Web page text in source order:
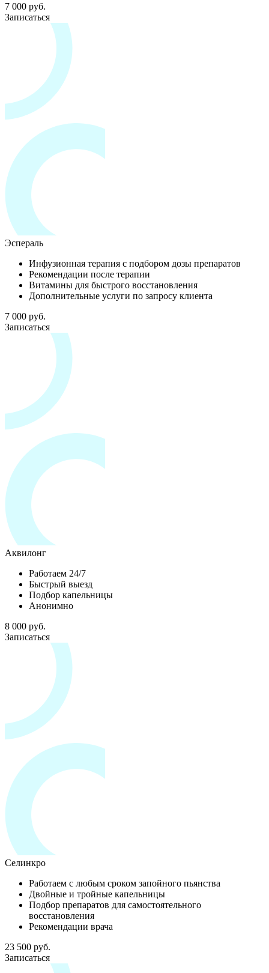
7 000 руб.
Записаться
Эспераль
Инфузионная терапия с подбором дозы препаратов
Рекомендации после терапии
Витамины для быстрого восстановления
Дополнительные услуги по запросу клиента
7 000 руб.
Записаться
Аквилонг
Работаем 24/7
Быстрый выезд
Подбор капельницы
Анонимно
8 000 руб.
Записаться
Селинкро
Работаем с любым сроком запойного пьянства
Двойные и тройные капельницы
Подбор препаратов для самостоятельного
восстановления
Рекомендации врача
23 500 руб.
Записаться